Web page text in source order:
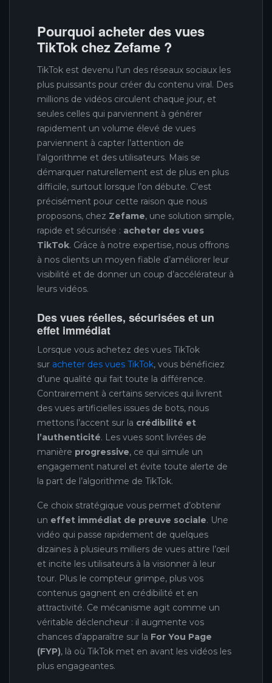
Pourquoi acheter des vues
TikTok chez Zefame ?
TikTok est devenu l’un des réseaux sociaux les
plus puissants pour créer du contenu viral. Des
millions de vidéos circulent chaque jour, et
seules celles qui parviennent à générer
rapidement un volume élevé de vues
parviennent à capter l’attention de
l’algorithme et des utilisateurs. Mais se
démarquer naturellement est de plus en plus
difficile, surtout lorsque l’on débute. C’est
précisément pour cette raison que nous
proposons, chez Zefame, une solution simple,
rapide et sécurisée : acheter des vues
TikTok. Grâce à notre expertise, nous offrons
à nos clients un moyen fiable d’améliorer leur
visibilité et de donner un coup d’accélérateur à
leurs vidéos.
Des vues réelles, sécurisées et un
effet immédiat
Lorsque vous achetez des vues TikTok
sur acheter des vues TikTok, vous bénéficiez
d’une qualité qui fait toute la différence.
Contrairement à certains services qui livrent
des vues artificielles issues de bots, nous
mettons l’accent sur la crédibilité et
l’authenticité. Les vues sont livrées de
manière progressive, ce qui simule un
engagement naturel et évite toute alerte de
la part de l’algorithme de TikTok.
Ce choix stratégique vous permet d’obtenir
un effet immédiat de preuve sociale. Une
vidéo qui passe rapidement de quelques
dizaines à plusieurs milliers de vues attire l’œil
et incite les utilisateurs à la visionner à leur
tour. Plus le compteur grimpe, plus vos
contenus gagnent en crédibilité et en
attractivité. Ce mécanisme agit comme un
véritable déclencheur : il augmente vos
chances d’apparaître sur la For You Page
(FYP), là où TikTok met en avant les vidéos les
plus engageantes.